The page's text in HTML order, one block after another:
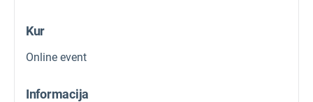
Kur
Online event
Informacija